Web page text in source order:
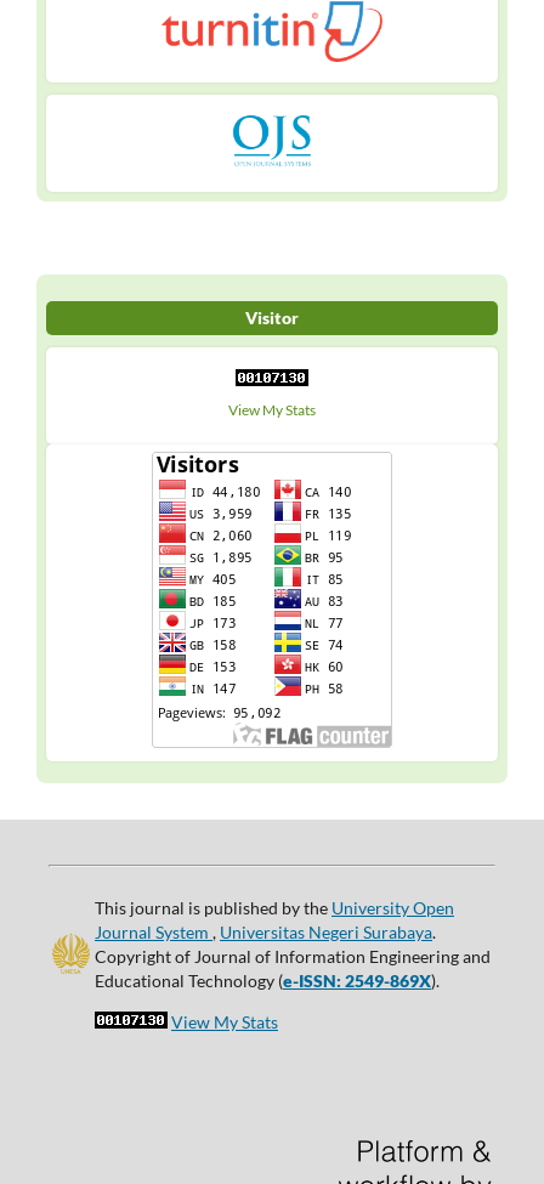
Visitor
View My Stats
This journal is published by the University Open
Journal System , Universitas Negeri Surabaya.
Copyright of Journal of Information Engineering and
Educational Technology (e-ISSN: 2549-869X).
View My Stats